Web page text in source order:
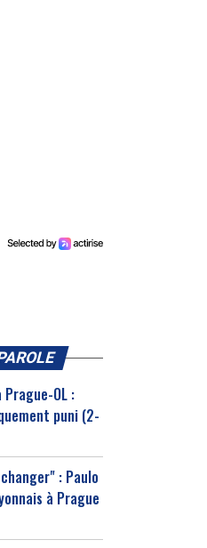
OL :
puni (2-
: Paulo
à Prague